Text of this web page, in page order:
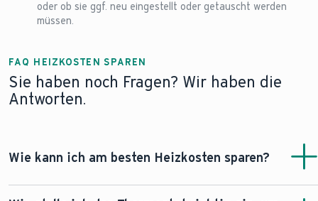
oder ob sie ggf. neu eingestellt oder getauscht werden
müssen.
FAQ HEIZKOSTEN SPAREN
Sie haben noch Fragen? Wir haben die
Antworten.
Wie kann ich am besten Heizkosten sparen?